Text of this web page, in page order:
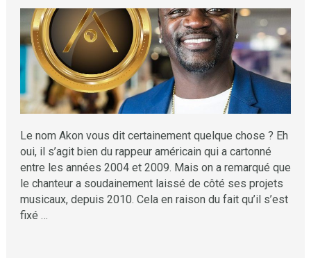
Le nom Akon vous dit certainement quelque chose ? Eh
oui, il s’agit bien du rappeur américain qui a cartonné
entre les années 2004 et 2009. Mais on a remarqué que
le chanteur a soudainement laissé de côté ses projets
musicaux, depuis 2010. Cela en raison du fait qu’il s’est
fixé …